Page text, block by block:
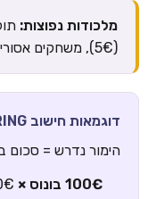
מלכודות נפוצות:
(5€), משחקים אסורים, מגבלת משיכה מבונוס.
דוגמאות חישוב WAGERING
הימור נדרש = סכום
100€ בונוס × X30